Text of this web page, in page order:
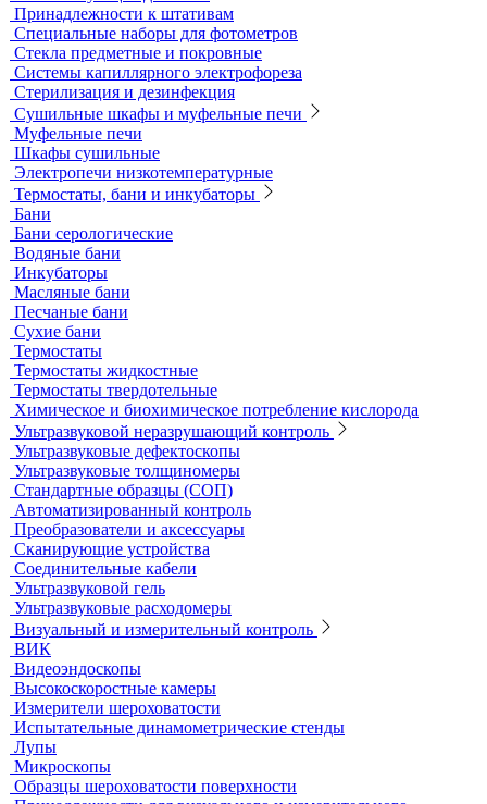
Продукция компании IKA Werke
Расходные материалы
Ареометры
Калибровочные расстворы и реагенты
Комплектующие для КФК
Принадлежности к штативам
Специальные наборы для фотометров
Стекла предметные и покровные
Системы капиллярного электрофореза
Стерилизация и дезинфекция
Сушильные шкафы и муфельные печи
Муфельные печи
Шкафы сушильные
Электропечи низкотемпературные
Термостаты, бани и инкубаторы
Бани
Бани серологические
Водяные бани
Инкубаторы
Масляные бани
Песчаные бани
Сухие бани
Термостаты
Термостаты жидкостные
Термостаты твердотельные
Химическое и биохимическое потребление кислорода
Ультразвуковой неразрушающий контроль
Ультразвуковые дефектоскопы
Ультразвуковые толщиномеры
Стандартные образцы (СОП)
Автоматизированный контроль
Преобразователи и аксессуары
Сканирующие устройства
Соединительные кабели
Ультразвуковой гель
Ультразвуковые расходомеры
Визуальный и измерительный контроль
ВИК
Видеоэндоскопы